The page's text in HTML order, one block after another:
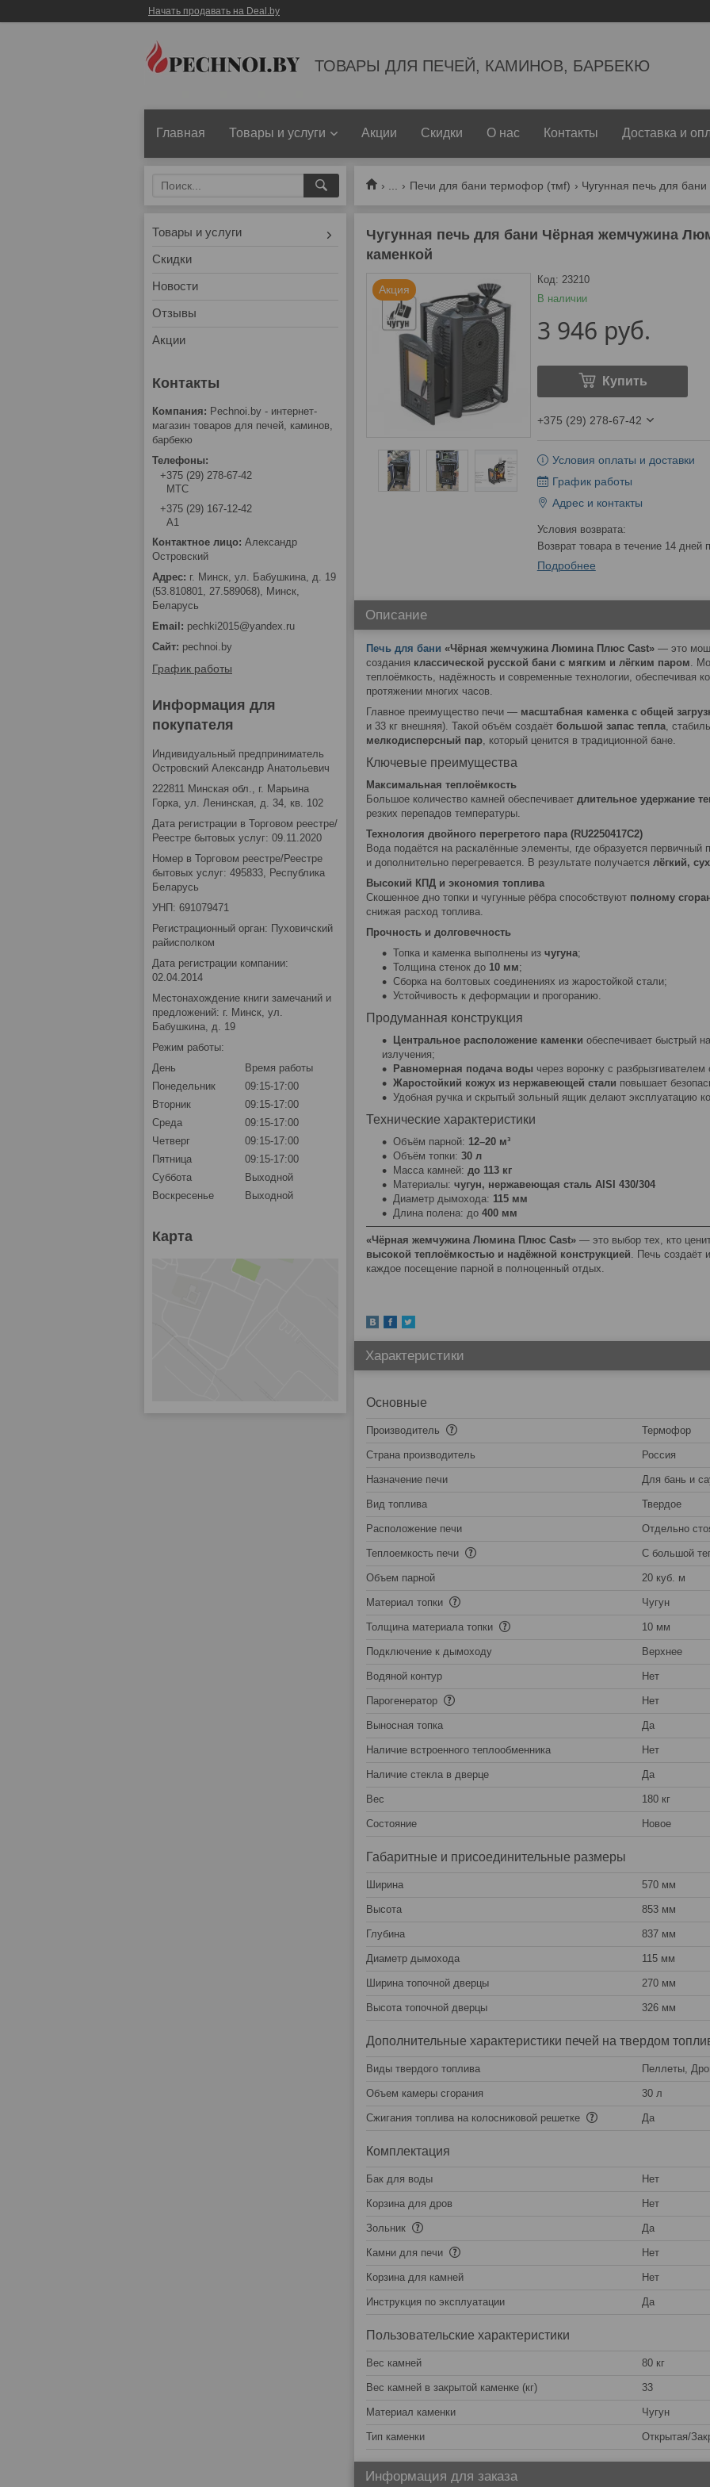
Начать продавать на Deal.by
ТОВАРЫ ДЛЯ ПЕЧЕЙ, КАМИНОВ, БАРБЕКЮ
Главная Товары и услуги Акции Скидки О нас Контакты Доставка и
Печи для бани термофор (тмf)
Чугунная печь для бани Чёрная жемчужина
каменкой
Акция
В наличии
Код: 23210
3 946 руб.
Купить
+375 (29) 278-67-42
Условия оплаты и доставки
График работы
Адрес и контакты
возврат товара в течение 14 дней
Подробнее
Описание
Печь для бани «Чёрная жемчужина Люмина Плюс Cast» — это
создания классической русской бани с мягким и лёгким паром.
теплоёмкость, надёжность и современные технологии, обеспечивая
протяжении многих часов.
Главное преимущество печи — масштабная каменка с общей
и 33 кг внешняя). Такой объём создаёт большой запас тепла,
мелкодисперсный пар, который ценится в традиционной бане.
Ключевые преимущества
Максимальная теплоёмкость
Большое количество камней обеспечивает длительное удержание
резких перепадов температуры.
Технология двойного перегретого пара (RU2250417C2)
Вода подаётся на раскалённые элементы, где образуется первичный
и дополнительно перегревается. В результате получается лёгкий,
Высокий КПД и экономия топлива
Скошенное дно топки и чугунные рёбра способствуют полному
снижая расход топлива.
Прочность и долговечность
Топка и каменка выполнены из чугуна;
Толщина стенок до 10 мм;
Сборка на болтовых соединениях из жаростойкой стали;
Устойчивость к деформации и прогоранию.
Продуманная конструкция
Центральное расположение каменки обеспечивает быстрый
излучения;
Равномерная подача воды через воронку с
Жаростойкий кожух из нержавеющей стали повышает
Удобная ручка и скрытый зольный ящик делают эксплуатацию
Технические характеристики
Объём парной: 12–20 м³
Объём топки: 30 л
Масса камней: до 113 кг
Материалы: чугун, нержавеющая сталь AISI 430/304
Диаметр дымохода: 115 мм
Длина полена: до 400 мм
«Чёрная жемчужина Люмина Плюс Cast» — это выбор тех, кто
высокой теплоёмкостью и надёжной конструкцией . Печь
каждое посещение парной в полноценный отдых.
Характеристики
Основные
Производитель Термофор
Страна производитель Россия
Назначение печи Для бань и
Вид топлива Твердое
Расположение печи Отдельно
Теплоемкость печи С большой
Объем парной 20 куб. м
Материал топки Чугун
Толщина материала топки 10 мм
Подключение к дымоходу Верхнее
Водяной контур Нет
Парогенератор Нет
Выносная топка Да
Наличие встроенного теплообменника Нет
Наличие стекла в дверце Да
Вес 180 кг
Состояние Новое
Габаритные и присоединительные размеры
Ширина 570 мм
Высота 853 мм
Глубина 837 мм
Диаметр дымохода 115 мм
Ширина топочной дверцы 270 мм
Высота топочной дверцы 326 мм
Дополнительные характеристики печей на твердом
Виды твердого топлива Пеллеты,
Объем камеры сгорания 30 л
Сжигания топлива на колосниковой решетке Да
Комплектация
Бак для воды Нет
Корзина для дров Нет
Зольник Да
Камни для печи Нет
Корзина для камней Нет
Инструкция по эксплуатации Да
Пользовательские характеристики
Вес камней 80 кг
Вес камней в закрытой каменке (кг) 33
Материал каменки Чугун
Тип каменки Открытая/
Информация для заказа
Товары и услуги
Скидки
Новости
Отзывы
Акции
Pechnoi.by - интернет-
магазин товаров для печей, каминов,
барбекю
+375 (29) 278-67-42
МТС
+375 (29) 167-12-42
А1
Александр
Островский
г. Минск, ул. Бабушкина, д. 19
(53.810801, 27.589068), Минск,
Беларусь
pechki2015@yandex.ru
pechnoi.by
График работы
Информация для
покупателя
Индивидуальный предприниматель
Островский Александр Анатольевич
222811 Минская обл., г. Марьина
Горка, ул. Ленинская, д. 34, кв. 102
Дата регистрации в Торговом реестре/
Реестре бытовых услуг: 09.11.2020
Номер в Торговом реестре/Реестре
бытовых услуг: 495833, Республика
Беларусь
УНП: 691079471
Регистрационный орган: Пуховичский
райисполком
Дата регистрации компании:
02.04.2014
Местонахождение книги замечаний и
предложений: г. Минск, ул.
Бабушкина, д. 19
Режим работы:
День
Время работы
Понедельник
09:15-17:00
Вторник
09:15-17:00
Среда
09:15-17:00
Четверг
09:15-17:00
Пятница
09:15-17:00
Суббота
Выходной
Воскресенье
Выходной
Карта